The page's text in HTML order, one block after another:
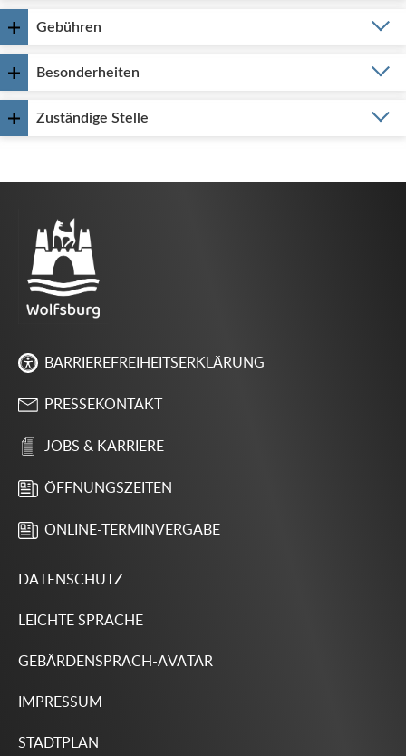
Gebühren
Besonderheiten
Zuständige Stelle
BARRIEREFREIHEITSERKLÄRUNG
PRESSEKONTAKT
JOBS & KARRIERE
ÖFFNUNGSZEITEN
ONLINE-TERMINVERGABE
DATENSCHUTZ
LEICHTE SPRACHE
GEBÄRDENSPRACH-AVATAR
IMPRESSUM
STADTPLAN